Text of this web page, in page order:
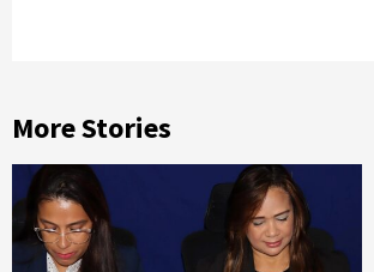
More Stories